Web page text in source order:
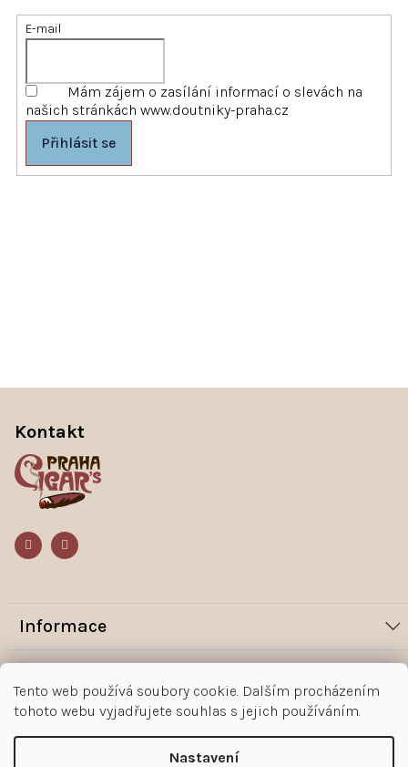
Tento web používá soubory cookie. Dalším procházením
tohoto webu vyjadřujete souhlas s jejich používáním.
Nastavení
E-mail
Mám zájem o zasílání informací o slevách na
našich stránkách www.doutniky-praha.cz
Přihlásit se
Informace
Novinky
Magazín
Jak nakupovat
Obchodní podmínky
Kontakt
+420 602 383 998
Kontakt